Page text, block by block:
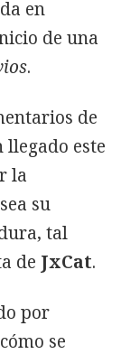
en
de una
.
de
llegado este
la
su
tal
de JxCat.
por
se